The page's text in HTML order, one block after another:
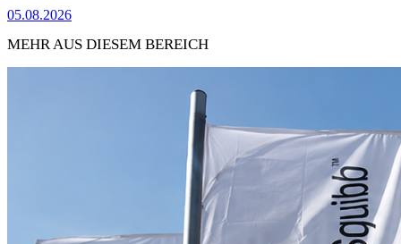
05.08.2026
MEHR AUS DIESEM BEREICH